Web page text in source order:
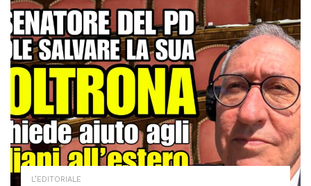
L’EDITORIALE